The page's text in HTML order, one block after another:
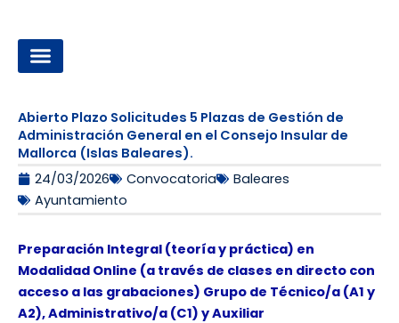
contenido
Abierto Plazo Solicitudes 5 Plazas de Gestión de
Administración General en el Consejo Insular de
Mallorca (Islas Baleares).
24/03/2026
Convocatoria
Baleares
Ayuntamiento
Preparación Integral (teoría y práctica) en
Modalidad Online (a través de clases en directo con
acceso a las grabaciones) Grupo de Técnico/a (A1 y
A2), Administrativo/a (C1) y Auxiliar